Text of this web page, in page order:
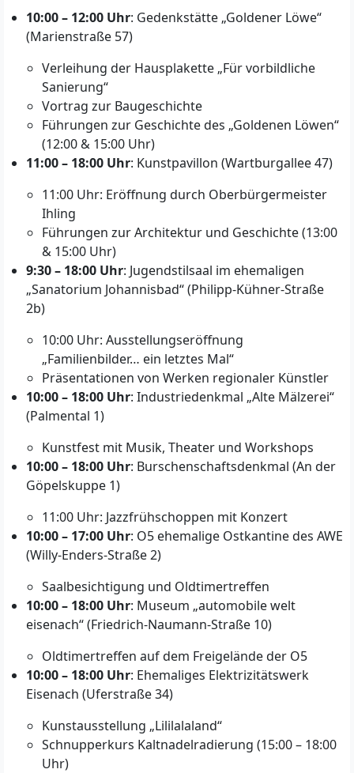
10:00 – 12:00 Uhr: Gedenkstätte „Goldener Löwe“
(Marienstraße 57)
Verleihung der Hausplakette „Für vorbildliche
Sanierung“
Vortrag zur Baugeschichte
Führungen zur Geschichte des „Goldenen Löwen“
(12:00 & 15:00 Uhr)
11:00 – 18:00 Uhr: Kunstpavillon (Wartburgallee 47)
11:00 Uhr: Eröffnung durch Oberbürgermeister
Ihling
Führungen zur Architektur und Geschichte (13:00
& 15:00 Uhr)
9:30 – 18:00 Uhr: Jugendstilsaal im ehemaligen
„Sanatorium Johannisbad“ (Philipp-Kühner-Straße
2b)
10:00 Uhr: Ausstellungseröffnung
„Familienbilder… ein letztes Mal“
Präsentationen von Werken regionaler Künstler
10:00 – 18:00 Uhr: Industriedenkmal „Alte Mälzerei“
(Palmental 1)
Kunstfest mit Musik, Theater und Workshops
10:00 – 18:00 Uhr: Burschenschaftsdenkmal (An der
Göpelskuppe 1)
11:00 Uhr: Jazzfrühschoppen mit Konzert
10:00 – 17:00 Uhr: O5 ehemalige Ostkantine des AWE
(Willy-Enders-Straße 2)
Saalbesichtigung und Oldtimertreffen
10:00 – 18:00 Uhr: Museum „automobile welt
eisenach“ (Friedrich-Naumann-Straße 10)
Oldtimertreffen auf dem Freigelände der O5
10:00 – 18:00 Uhr: Ehemaliges Elektrizitätswerk
Eisenach (Uferstraße 34)
Kunstausstellung „Lililalaland“
Schnupperkurs Kaltnadelradierung (15:00 – 18:00
Uhr)